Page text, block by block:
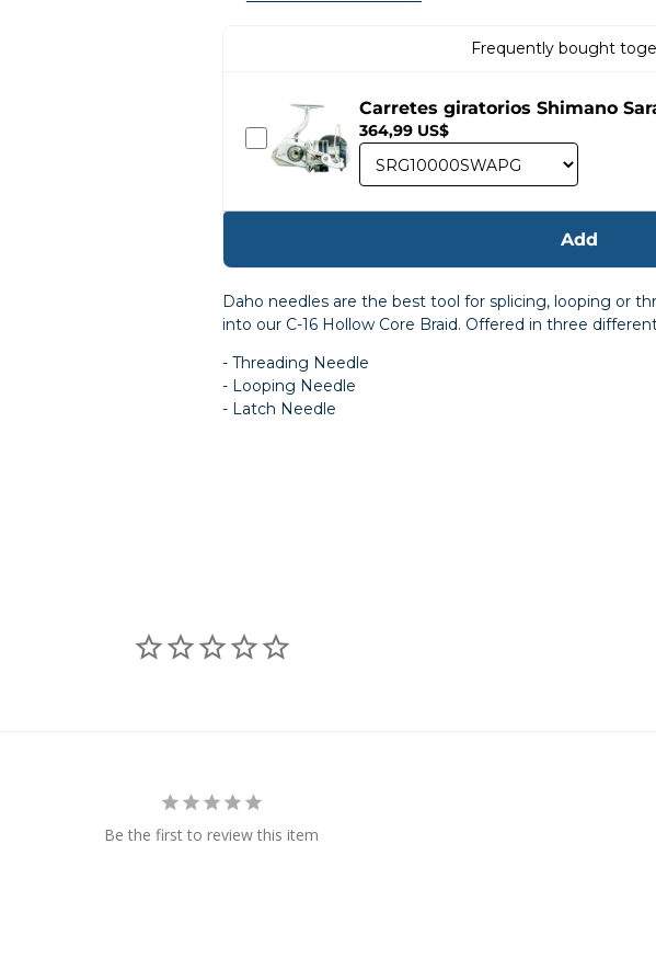
Frequently bought
Carretes giratorios Shimano
364,99 US$
Add
Daho needles are the best tool for splicing, looping or
into our C-16 Hollow Core Braid. Offered in three
- Threading Needle
- Looping Needle
- Latch Needle
Be the first to review this item